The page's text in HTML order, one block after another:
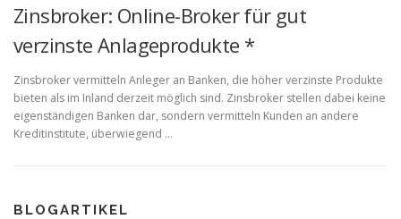
Zinsbroker: Online-Broker für gut
verzinste Anlageprodukte *
Zinsbroker vermitteln Anleger an Banken, die höher verzinste Produkte
bieten als im Inland derzeit möglich sind. Zinsbroker stellen dabei keine
eigenständigen Banken dar, sondern vermitteln Kunden an andere
Kreditinstitute, überwiegend …
BLOGARTIKEL